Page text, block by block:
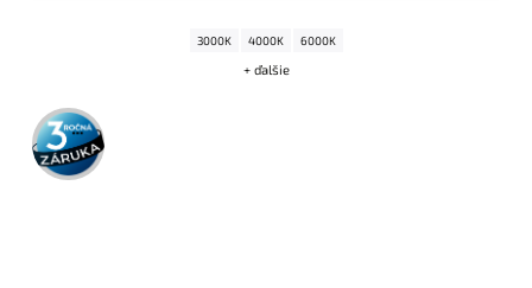
3000K 4000K 6000K
+ ďalšie
3 roky
záruka